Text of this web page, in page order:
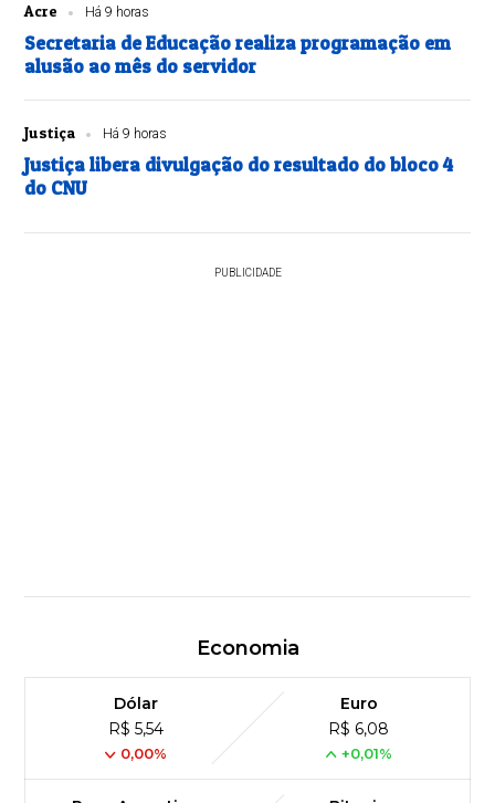
Acre Há 9 horas
Secretaria de Educação realiza programação em
alusão ao mês do servidor
Justiça Há 9 horas
Justiça libera divulgação do resultado do bloco 4
do CNU
PUBLICIDADE
Economia
Dólar
R$ 5,54
0,00%
Euro
R$ 6,08
+0,01%